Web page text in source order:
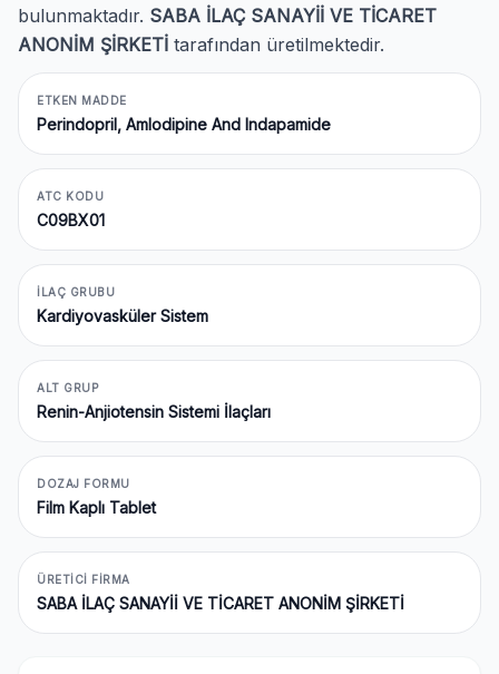
bulunmaktadır. SABA İLAÇ SANAYİİ VE TİCARET
ANONİM ŞİRKETİ tarafından üretilmektedir.
ETKEN MADDE
Perindopril, Amlodipine And Indapamide
ATC KODU
C09BX01
İLAÇ GRUBU
Kardiyovasküler Sistem
ALT GRUP
Renin-Anjiotensin Sistemi İlaçları
DOZAJ FORMU
Film Kaplı Tablet
ÜRETICI FIRMA
SABA İLAÇ SANAYİİ VE TİCARET ANONİM ŞİRKETİ